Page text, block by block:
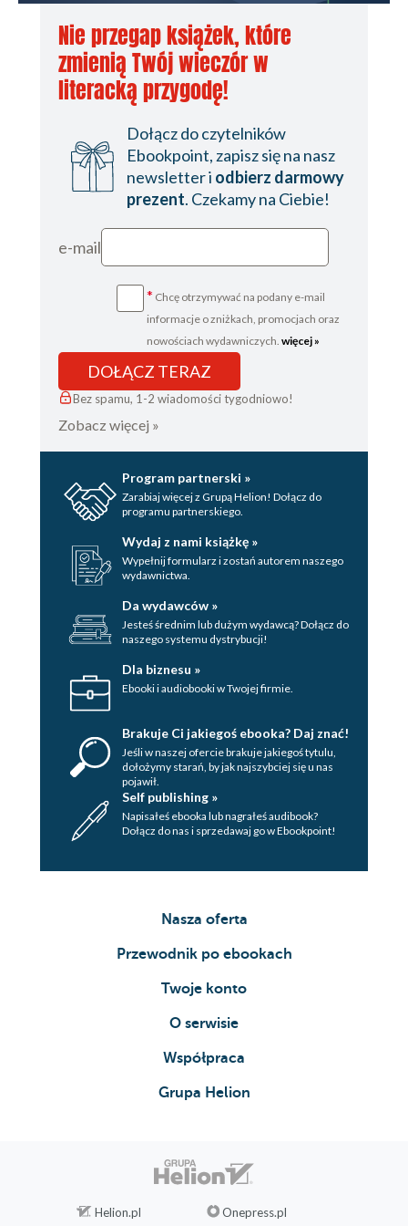
Droga do diagnozy
Wywiad lekarski – rozmowa na temat
Badanie fizykalne
Badanie laboratoryjne
Kolonoskopia
RTG, tomografia komputerowa i rezonans magnetyczny
Środki kontrastowe
Terapie choroby Leśniowskiego-Crohna
Terapie doraźne i krótkotrwałe
Składniki odżywcze
Leki przeciwbólowe
Długotrwałe i stałe przyjmowanie leków
Stań się ekspertem we własnej sprawie
Przejmij ster
Dobra relacja lekarz-pacjent
Unikaj trudności w szpitalu
Wiedza medyczna
Wyniki badań laboratoryjnych
Gdy wyniki kłamią
Kupa prawdy – naucz się mówić o stolcu
Terminologia stolca: ubieranie niewypowiedzianego w
Pobieranie próbek stolca
Nagłe i napadowe parcie na stolec
Wzdęcia
Skutki uboczne
Strach przed ulotką
Skóra i włosy
Migreny i napięciowe bóle głowy
Dochodzenie roszczeń
Środowisko społeczne
Nie przegap książek, które
zmienią Twój wieczór w
literacką przygodę!
Dołącz do czytelników
Ebookpoint, zapisz się na nasz
newsletter i odbierz darmowy
prezent. Czekamy na Ciebie!
e-mail
* Chcę otrzymywać na podany e-mail
informacje o zniżkach, promocjach oraz
nowościach wydawniczych. więcej »
DOŁĄCZ TERAZ
Bez spamu, 1-2 wiadomości tygodniowo!
Zobacz więcej »
Program partnerski »
Zarabiaj więcej z Grupą Helion! Dołącz do
programu partnerskiego.
Wydaj z nami książkę »
Wypełnij formularz i zostań autorem naszego
wydawnictwa.
Da wydawców »
Jesteś średnim lub dużym wydawcą? Dołącz do
naszego systemu dystrybucji!
Dla biznesu »
Ebooki i audiobooki w Twojej firmie.
Brakuje Ci jakiegoś ebooka? Daj znać!
Jeśli w naszej ofercie brakuje jakiegoś tytulu,
dołożymy starań, by jak najszybciej się u nas
pojawił.
Self publishing »
Napisałeś ebooka lub nagrałeś audibook?
Dołącz do nas i sprzedawaj go w Ebookpoint!
Nasza oferta
Przewodnik po ebookach
Twoje konto
O serwisie
Współpraca
Grupa Helion
Helion.pl Onepress.pl